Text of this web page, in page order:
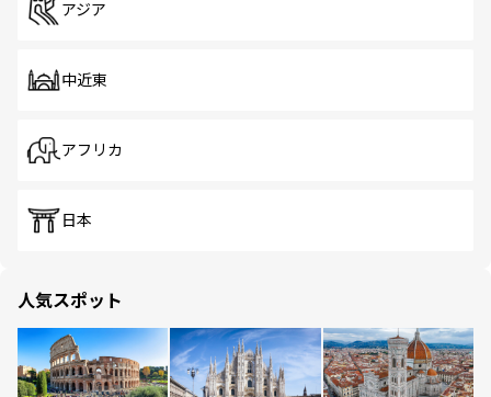
アジア
中近東
アフリカ
日本
人気スポット